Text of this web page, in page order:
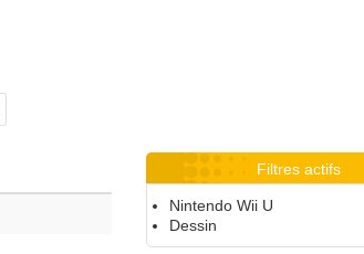
Filtres actifs
Nintendo Wii U
Dessin